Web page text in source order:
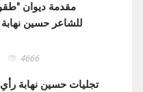
مقدمة ديوان
للشاعر حسين
4666
تجليات حسين نهابة